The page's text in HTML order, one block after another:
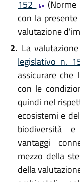
152
(Norme
con la
valutazione
2. La
legislativo n.
assicurare che
con le
quindi nel
ecosistemi e
biodiversità
vantaggi
mezzo della
della